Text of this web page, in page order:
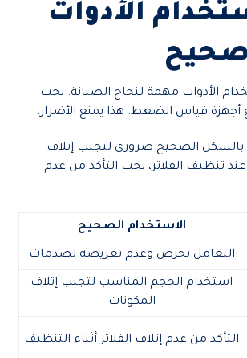
الأدوات
الأدوات مهمة لنجاح الصيانة. يجب
قياس الضغط. هذا يمنع الأضرار.
بالشكل الصحيح ضروري لتجنب إتلاف
عند تنظيف الفلاتر، يجب التأكد من عدم
الاستخدام الصحيح
التعامل بحرص وعدم تعريضه لصدمات
استخدام الحجم المناسب لتجنب إتلاف
المكونات
التأكد من عدم إتلاف الفلاتر أثناء التنظيف